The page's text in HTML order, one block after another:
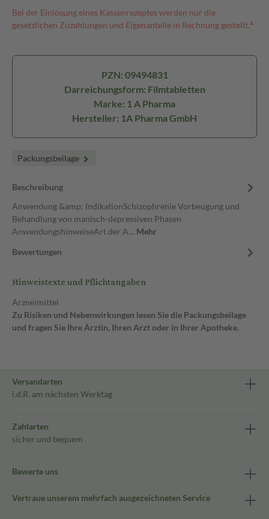
Bei der Einlösung eines Kassenrezeptes werden nur die
gesetzlichen Zuzahlungen und Eigenanteile in Rechnung gestellt.⁴
PZN: 09494831
Darreichungsform: Filmtabletten
Marke: 1 A Pharma
Hersteller: 1A Pharma GmbH
Packungsbeilage
Beschreibung
Anwendung &amp; IndikationSchizophrenie Vorbeugung und
Behandlung von manisch-depressiven Phasen
AnwendungshinweiseArt der A… Mehr
Bewertungen
Hinweistexte und Pflichtangaben
Arzneimittel
Zu Risiken und Nebenwirkungen lesen Sie die Packungsbeilage
und fragen Sie Ihre Ärztin, Ihren Arzt oder in Ihrer Apotheke.
Versandarten
i.d.R. am nächsten Werktag
Zahlarten
sicher und bequem
Bewerte uns
Vertraue unserem mehrfach ausgezeichneten Service